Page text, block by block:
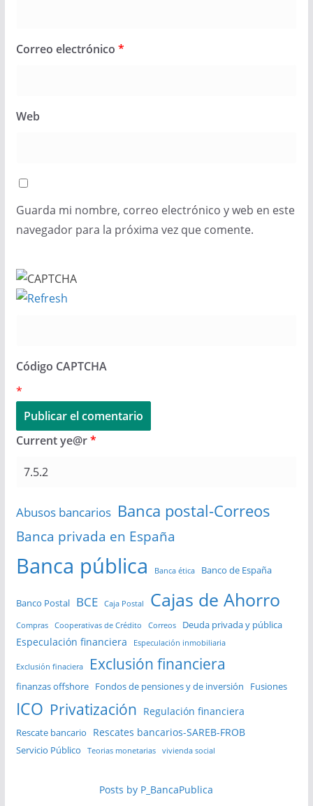
Correo electrónico *
Web
Guarda mi nombre, correo electrónico y web en este
navegador para la próxima vez que comente.
Código CAPTCHA
*
Current ye@r*
Abusos bancarios Banca postal-Correos
Banca privada en España
Banca pública Banca ética Banco de España
Banco Postal BCE Caja Postal Cajas de Ahorro
Compras Cooperativas de Crédito Correos Deuda privada y pública
Especulación financiera Especulación inmobiliaria
Exclusión finaciera Exclusión financiera
finanzas offshore Fondos de pensiones y de inversión Fusiones
ICO Privatización Regulación financiera
Rescate bancario Rescates bancarios-SAREB-FROB
Servicio Público Teorias monetarias vivienda social
Posts by P_BancaPublica